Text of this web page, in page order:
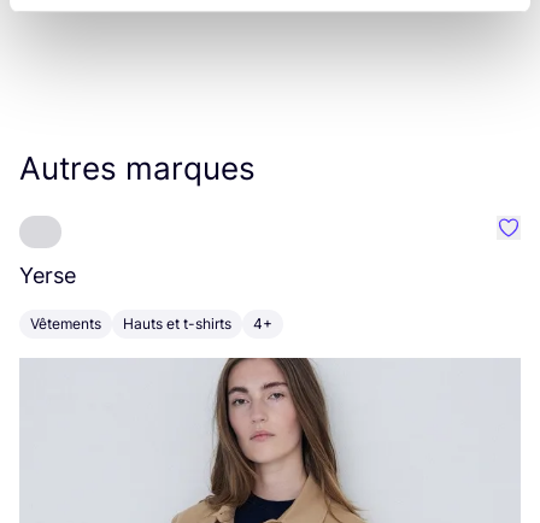
Autres marques
Yerse
Vêtements Hauts et t-shirts 4+